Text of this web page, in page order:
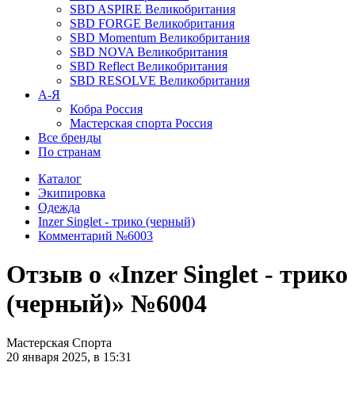
SBD ASPIRE Великобритания
SBD FORGE Великобритания
SBD Momentum Великобритания
SBD NOVA Великобритания
SBD Reflect Великобритания
SBD RESOLVE Великобритания
А-Я
Кобра Россия
Мастерская спорта Россия
Все бренды
По странам
Каталог
Экипировка
Одежда
Inzer Singlet - трико (черный)
Комментарий №6003
Отзыв о «Inzer Singlet - трико
(черный)» №6004
Мастерская Спорта
20 января 2025, в 15:31